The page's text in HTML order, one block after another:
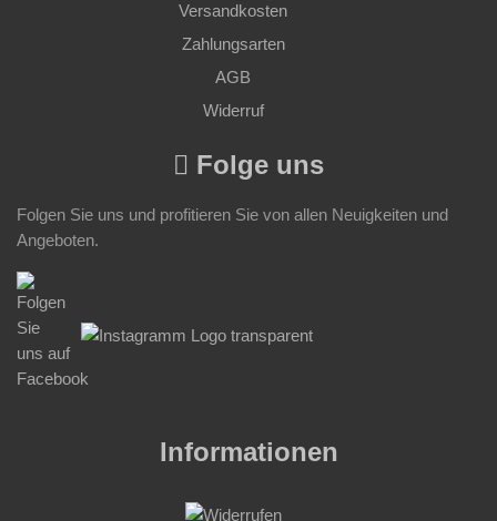
Versandkosten
Zahlungsarten
AGB
Widerruf
Folge uns
Folgen Sie uns und profitieren Sie von allen Neuigkeiten und
Angeboten.
Informationen